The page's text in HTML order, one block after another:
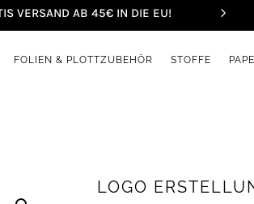
VERSAND AB 45€ IN DIE EU!
FOLIEN & PLOTTZUBEHÖR STOFFE
LOGO